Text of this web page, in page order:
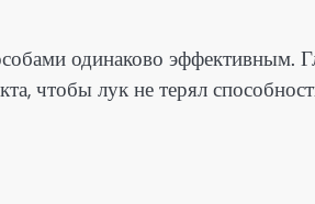
одинаково эффективным.
чтобы лук не терял